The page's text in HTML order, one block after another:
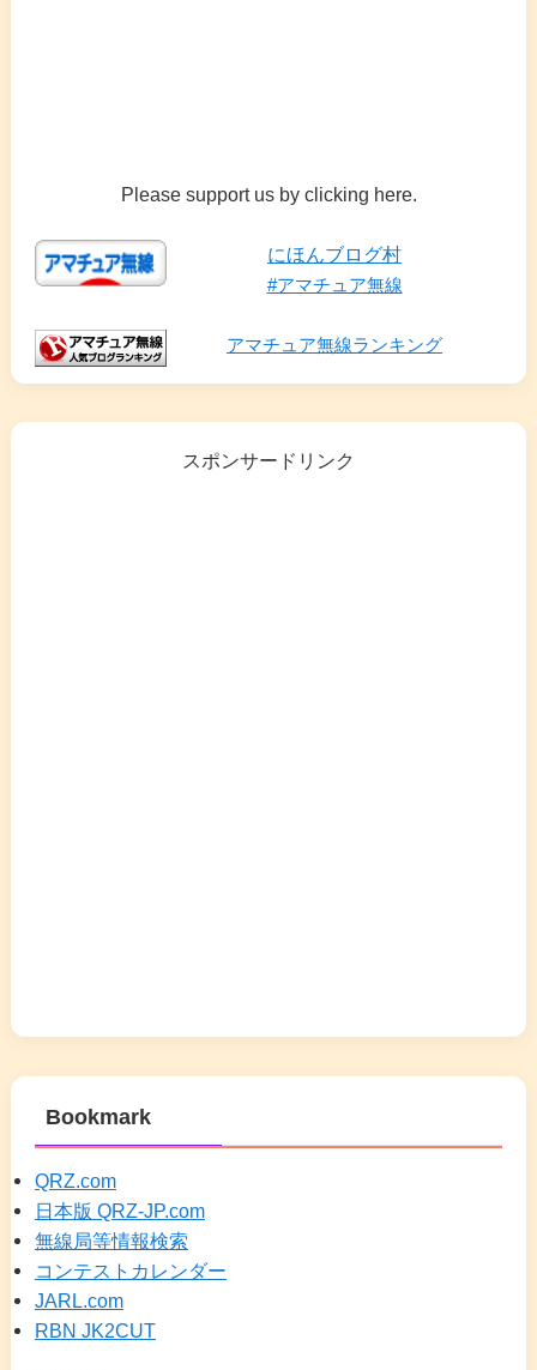
Please support us by clicking here.
にほんブログ村
#アマチュア無線
アマチュア無線ランキング
スポンサードリンク
Bookmark
QRZ.com
日本版 QRZ-JP.com
無線局等情報検索
コンテストカレンダー
JARL.com
RBN JK2CUT